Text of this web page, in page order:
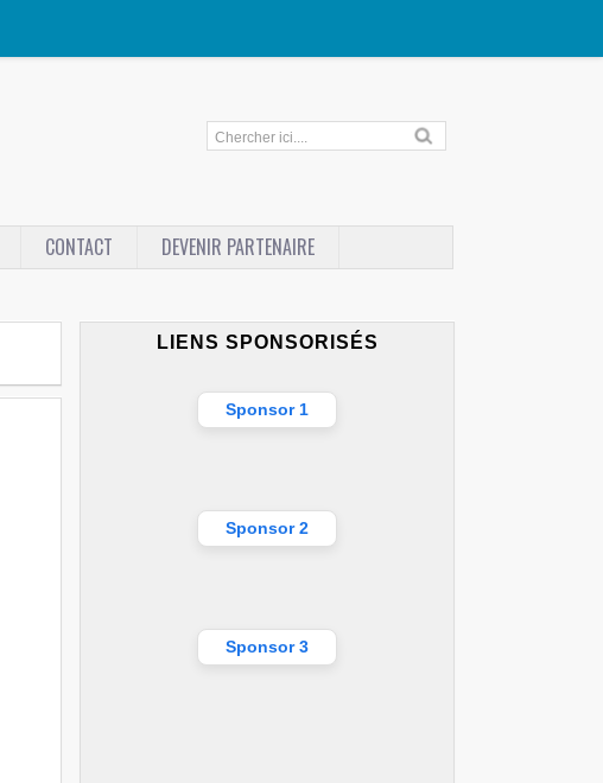
CONTACT
DEVENIR PARTENAIRE
LIENS SPONSORISÉS
Sponsor 1
Sponsor 2
Sponsor 3